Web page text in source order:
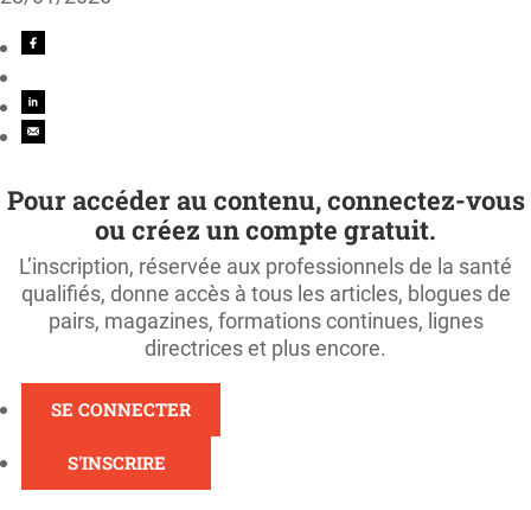
Pour accéder au contenu, connectez-vous
ou créez un compte gratuit.
L’inscription, réservée aux professionnels de la santé
qualifiés, donne accès à tous les articles, blogues de
pairs, magazines, formations continues, lignes
directrices et plus encore.
SE CONNECTER
S'INSCRIRE